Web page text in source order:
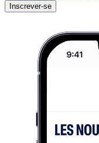
Inscrever-se